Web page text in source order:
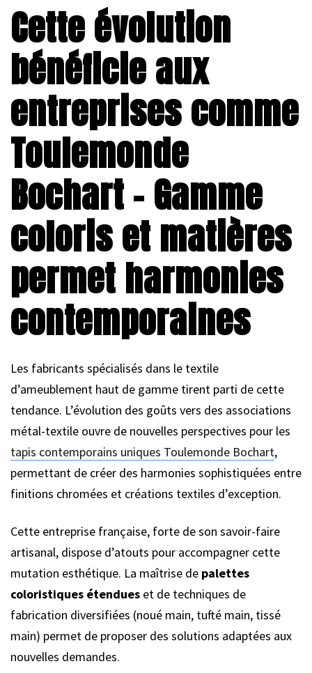
Cette évolution
bénéficie aux
entreprises comme
Toulemonde
Bochart – Gamme
coloris et matières
permet harmonies
contemporaines
Les fabricants spécialisés dans le textile
d’ameublement haut de gamme tirent parti de cette
tendance. L’évolution des goûts vers des associations
métal-textile ouvre de nouvelles perspectives pour les
tapis contemporains uniques Toulemonde Bochart,
permettant de créer des harmonies sophistiquées entre
finitions chromées et créations textiles d’exception.
Cette entreprise française, forte de son savoir-faire
artisanal, dispose d’atouts pour accompagner cette
mutation esthétique. La maîtrise de palettes
coloristiques étendues et de techniques de
fabrication diversifiées (noué main, tufté main, tissé
main) permet de proposer des solutions adaptées aux
nouvelles demandes.